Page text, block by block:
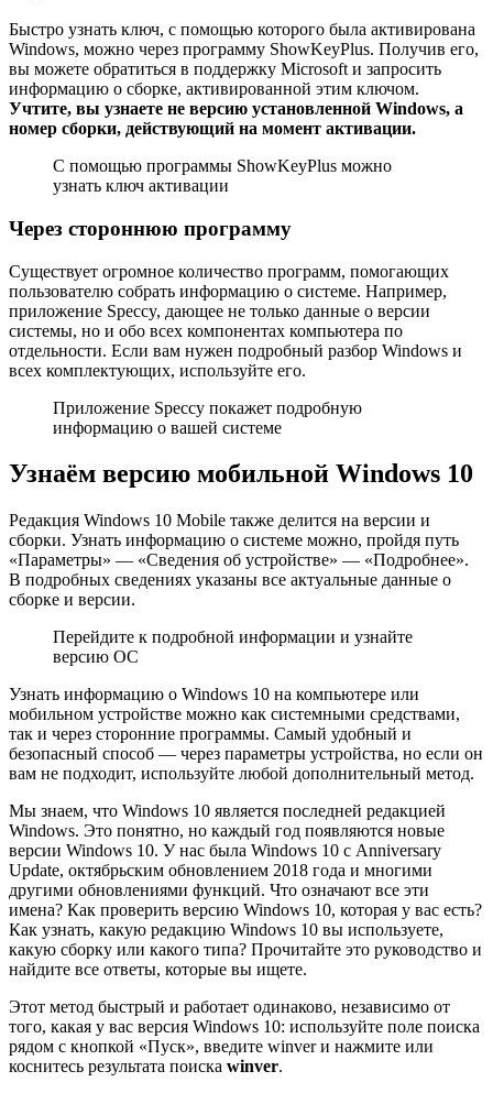
Быстро узнать ключ, с помощью которого была активирована
Windows, можно через программу ShowKeyPlus. Получив его,
вы можете обратиться в поддержку Microsoft и запросить
информацию о сборке, активированной этим ключом.
Учтите, вы узнаете не версию установленной Windows, а
номер сборки, действующий на момент активации.
С помощью программы ShowKeyPlus можно
узнать ключ активации
Через стороннюю программу
Существует огромное количество программ, помогающих
пользователю собрать информацию о системе. Например,
приложение Speccy, дающее не только данные о версии
системы, но и обо всех компонентах компьютера по
отдельности. Если вам нужен подробный разбор Windows и
всех комплектующих, используйте его.
Приложение Speccy покажет подробную
информацию о вашей системе
Узнаём версию мобильной Windows 10
Редакция Windows 10 Mobile также делится на версии и
сборки. Узнать информацию о системе можно, пройдя путь
«Параметры» — «Сведения об устройстве» — «Подробнее».
В подробных сведениях указаны все актуальные данные о
сборке и версии.
Перейдите к подробной информации и узнайте
версию ОС
Узнать информацию о Windows 10 на компьютере или
мобильном устройстве можно как системными средствами,
так и через сторонние программы. Самый удобный и
безопасный способ — через параметры устройства, но если он
вам не подходит, используйте любой дополнительный метод.
Мы знаем, что Windows 10 является последней редакцией
Windows. Это понятно, но каждый год появляются новые
версии Windows 10. У нас была Windows 10 с Anniversary
Update, октябрьским обновлением 2018 года и многими
другими обновлениями функций. Что означают все эти
имена? Как проверить версию Windows 10, которая у вас есть?
Как узнать, какую редакцию Windows 10 вы используете,
какую сборку или какого типа? Прочитайте это руководство и
найдите все ответы, которые вы ищете.
Этот метод быстрый и работает одинаково, независимо от
того, какая у вас версия Windows 10: используйте поле поиска
рядом с кнопкой «Пуск», введите winver и нажмите или
коснитесь результата поиска winver.